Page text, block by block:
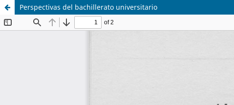
Perspectivas del bachillerato universitario